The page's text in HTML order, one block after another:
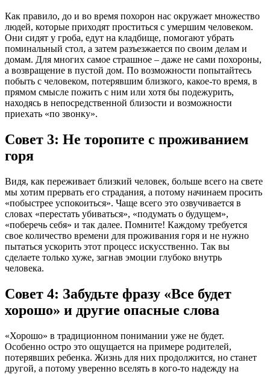
Как правило, до и во время похорон нас окружает множество
людей, которые приходят проститься с умершим человеком.
Они сидят у гроба, едут на кладбище, помогают убрать
поминальный стол, а затем разъезжается по своим делам и
домам. Для многих самое страшное – даже не сами похороны,
а возвращение в пустой дом. По возможности попытайтесь
побыть с человеком, потерявшим близкого, какое-то время, в
прямом смысле пожить с ним или хотя бы подежурить,
находясь в непосредственной близости и возможности
приехать «по звонку».
Совет 3: Не торопите с проживанием
горя
Видя, как переживает близкий человек, больше всего на свете
мы хотим прервать его страдания, а потому начинаем просить
«побыстрее успокоиться». Чаще всего это озвучивается в
словах «перестать убиваться», «подумать о будущем»,
«поберечь себя» и так далее. Помните! Каждому требуется
свое количество времени для проживания горя и не нужно
пытаться ускорить этот процесс искусственно. Так вы
сделаете только хуже, загнав эмоции глубоко внутрь
человека.
Совет 4: Забудьте фразу «Все будет
хорошо» и другие опасные слова
«Хорошо» в традиционном понимании уже не будет.
Особенно остро это ощущается на примере родителей,
потерявших ребенка. Жизнь для них продолжится, но станет
другой, а потому уверенно вселять в кого-то надежду на